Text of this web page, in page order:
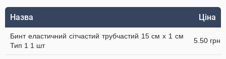
Назва Ціна
Бинт еластичний сітчастий трубчастий 15 см x 1 см
Тип 1 1 шт
5.50 грн